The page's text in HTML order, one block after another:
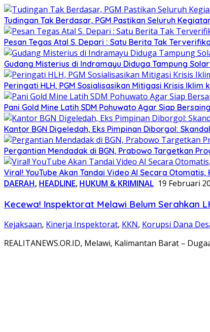
Tudingan Tak Berdasar, PGM Pastikan Seluruh
Pesan Tegas Atal S. Depari : Satu Berita Tak
Gudang Misterius di Indramayu Diduga Tampung
Peringati HLH, PGM Sosialisasikan Mitigasi Krisis Iklim
Pani Gold Mine Latih SDM Pohuwato Agar Siap
Kantor BGN Digeledah, Eks Pimpinan Diborgol:
Pergantian Mendadak di BGN, Prabowo Targetkan
Viral! YouTube Akan Tandai Video AI Secara
DAERAH, HEADLINE, HUKUM & KRIMINAL 19 Februari
Kecewa! Inspektorat Melawi Belum Serahkan
Kejaksaan, Kinerja Inspektorat, KKN, Korupsi Dana
REALITANEWS.OR.ID, Melawi, Kalimantan Barat –